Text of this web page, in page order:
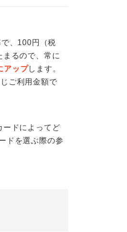
、100円（税
るので、常に
アップします。
ご利用金額で
ードによってど
ドを選ぶ際の参